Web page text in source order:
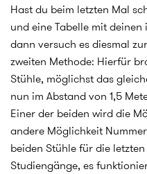
Hast du beim letzten Mal
und eine Tabelle mit
dann versuch es diesmal
zweiten Methode: Hierfür
Stühle, möglichst das
nun im Abstand von 1,5
Einer der beiden wird die
andere Möglichkeit
beiden Stühle für die
Studiengänge, es